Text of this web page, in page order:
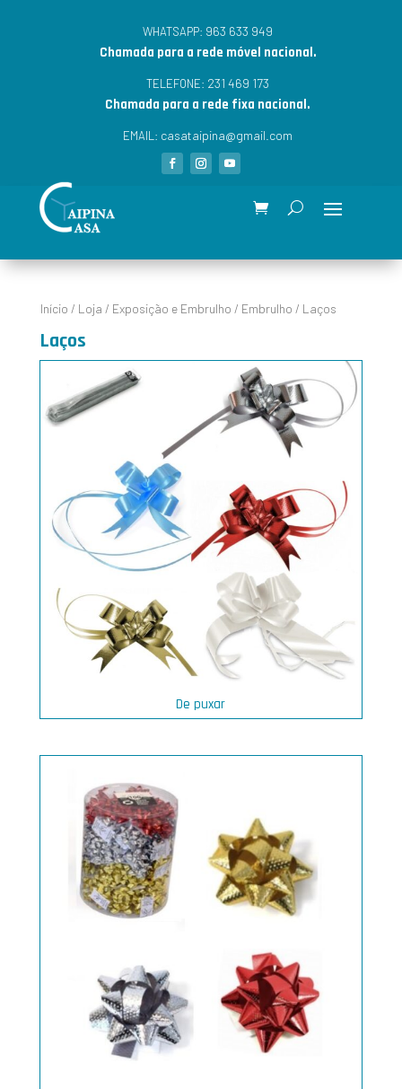
WHATSAPP: 963 633 949
Chamada para a rede móvel nacional.
TELEFONE: 231 469 173
Chamada para a rede fixa nacional.
EMAIL: casataipina@gmail.com
Início / Loja / Exposição e Embrulho / Embrulho / Laços
Laços
De puxar